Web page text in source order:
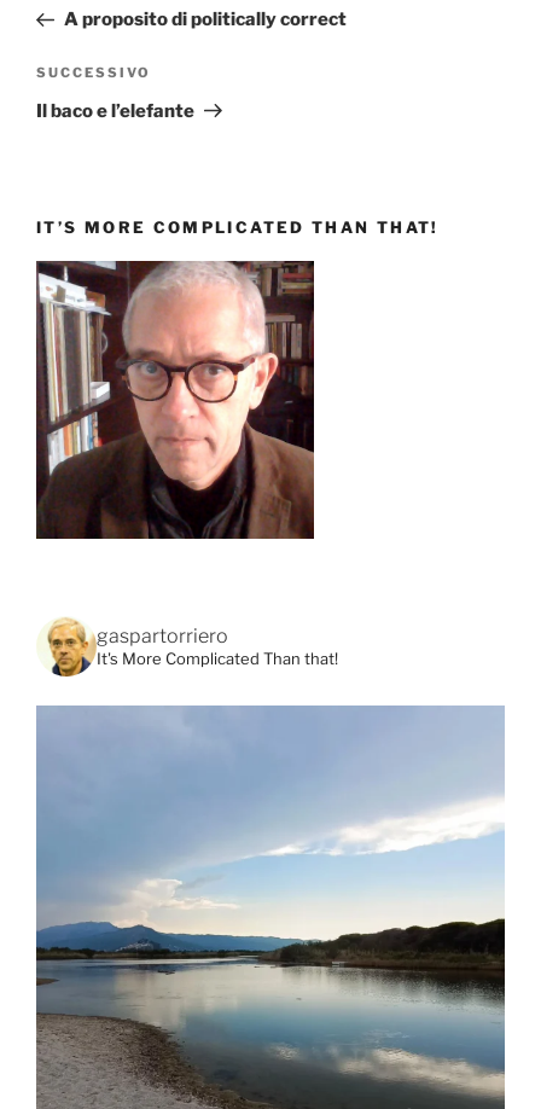
precedente:
A proposito di politically correct
Articolo
successivo
SUCCESSIVO
Il baco e l’elefante
IT’S MORE COMPLICATED THAN THAT!
gaspartorriero
It's More Complicated Than that!